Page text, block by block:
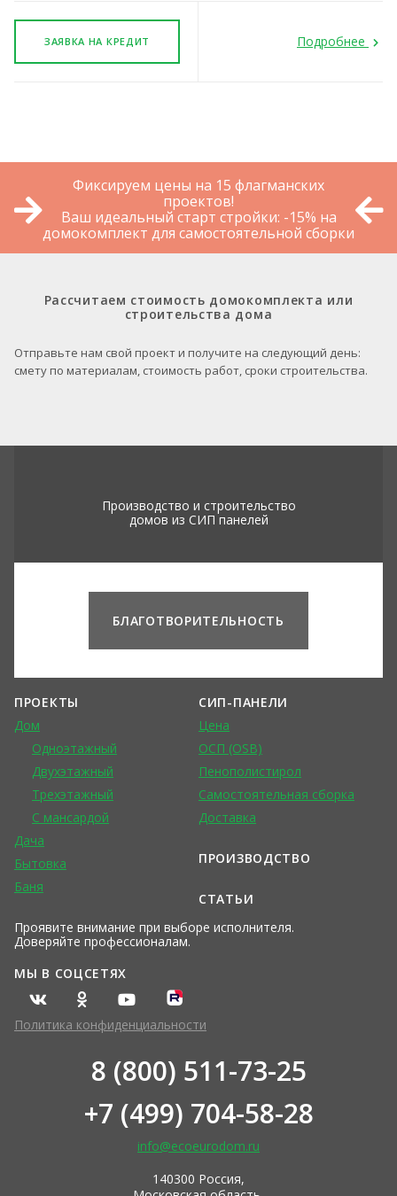
ЗАЯВКА НА КРЕДИТ Подробнее
Фиксируем цены на 15 флагманских
проектов!
Ваш идеальный старт стройки: -15% на
домокомплект для самостоятельной сборки
Рассчитаем стоимость домокомплекта или
строительства дома
Отправьте нам свой проект и получите на следующий день:
смету по материалам, стоимость работ, сроки строительства.
Производство и строительство
домов из СИП панелей
БЛАГОТВОРИТЕЛЬНОСТЬ
ПРОЕКТЫ
Дом
Одноэтажный
Двухэтажный
Трехэтажный
С мансардой
Дача
Бытовка
Баня
Проявите внимание при выборе исполнителя.
Доверяйте профессионалам.
СИП-ПАНЕЛИ
Цена
ОСП (OSB)
Пенополистирол
Самостоятельная сборка
Доставка
ПРОИЗВОДСТВО
СТАТЬИ
МЫ В СОЦСЕТЯХ
Политика конфиденциальности
8 (800) 511-73-25
+7 (499) 704-58-28
info@ecoeurodom.ru
140300 Россия,